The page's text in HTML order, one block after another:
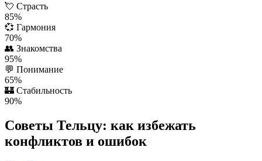
💘 Страсть
85%
💞 Гармония
70%
👥 Знакомства
95%
💬 Понимание
65%
🏰 Стабильность
90%
Советы Тельцу: как избежать
конфликтов и ошибок